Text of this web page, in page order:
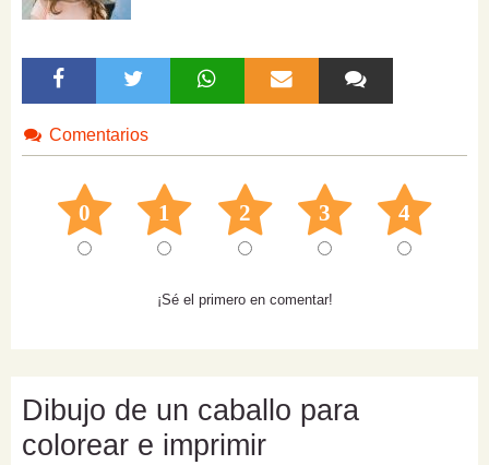
Comentarios
0 1 2 3 4
¡Sé el primero en comentar!
Dibujo de un caballo para
colorear e imprimir